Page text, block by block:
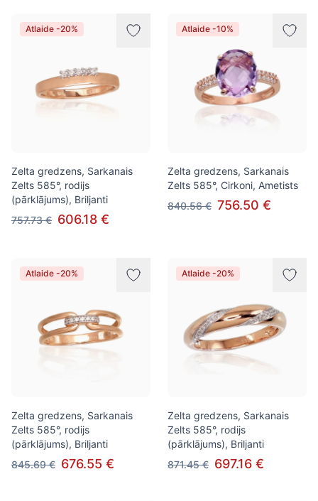
Atlaide -20%
Zelta gredzens, Sarkanais
Zelts 585°, rodijs
(pārklājums), Briljanti
757.73 € 606.18 €
Atlaide -10%
Zelta gredzens, Sarkanais
Zelts 585°, Cirkoni, Ametists
840.56 € 756.50 €
Atlaide -20%
Zelta gredzens, Sarkanais
Zelts 585°, rodijs
(pārklājums), Briljanti
845.69 € 676.55 €
Atlaide -20%
Zelta gredzens, Sarkanais
Zelts 585°, rodijs
(pārklājums), Briljanti
871.45 € 697.16 €